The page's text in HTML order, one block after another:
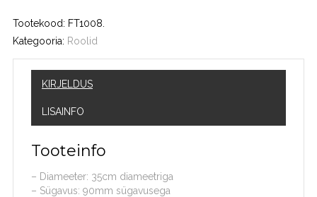
Tootekood: FT1008
Kategooria: Roolid
KIRJELDUS
LISAINFO
Tooteinfo
– Diameeter: 35cm diameetriga
– Sügavus: 90mm sügavusega